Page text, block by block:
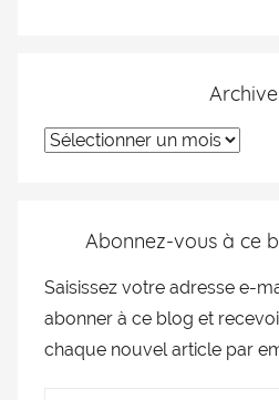
Abonnez-vous à ce
Saisissez votre adresse e-
abonner à ce blog et
chaque nouvel article par